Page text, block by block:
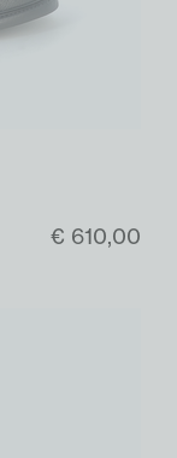
€ 610,00